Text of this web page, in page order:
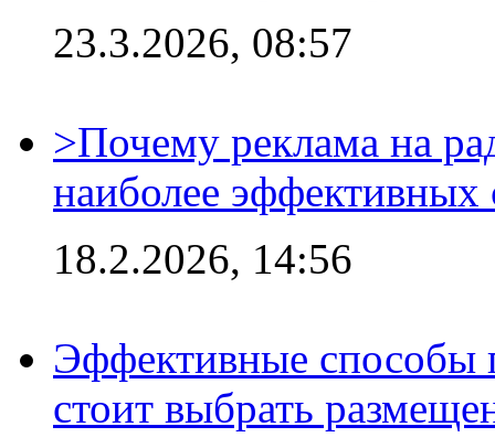
23.3.2026, 08:57
>Почему реклама на
наиболее эффективных
18.2.2026, 14:56
Эффективные способы
стоит выбрать